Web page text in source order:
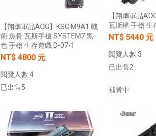
【翔準AOG】SNA Pink Venom GBB
瓦斯手槍 粉紅毒液 特仕版 CNC 日本
MARUI 系統 含裝飾彈 清脆滑套 送禮
NT$12800元
【翔準軍品AOG】KSC M9A1 戰
術 魚骨 瓦斯手槍 SYSTEM7 黑
色 手槍 生存遊戲 D-07-1
NT$ 4800 元
閱覽人數:4
已出售5
加入購物車
【翔準軍品
瓦斯槍 手槍 生
NT$ 5440 元
閱覽人數:3
已出售2
補貨中